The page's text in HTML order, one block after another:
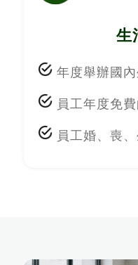
生
年度舉辦國
員工年度免
員工婚、喪